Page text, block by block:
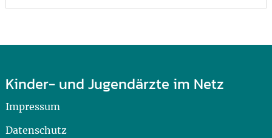
Kinder- und Jugendärzte im Netz
Impressum
Datenschutz